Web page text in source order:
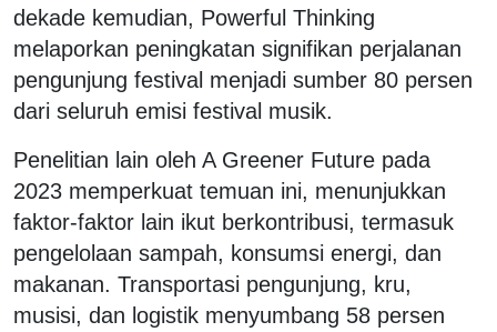
dekade kemudian, Powerful Thinking
melaporkan peningkatan signifikan perjalanan
pengunjung festival menjadi sumber 80 persen
dari seluruh emisi festival musik.
Penelitian lain oleh A Greener Future pada
2023 memperkuat temuan ini, menunjukkan
faktor-faktor lain ikut berkontribusi, termasuk
pengelolaan sampah, konsumsi energi, dan
makanan. Transportasi pengunjung, kru,
musisi, dan logistik menyumbang 58 persen